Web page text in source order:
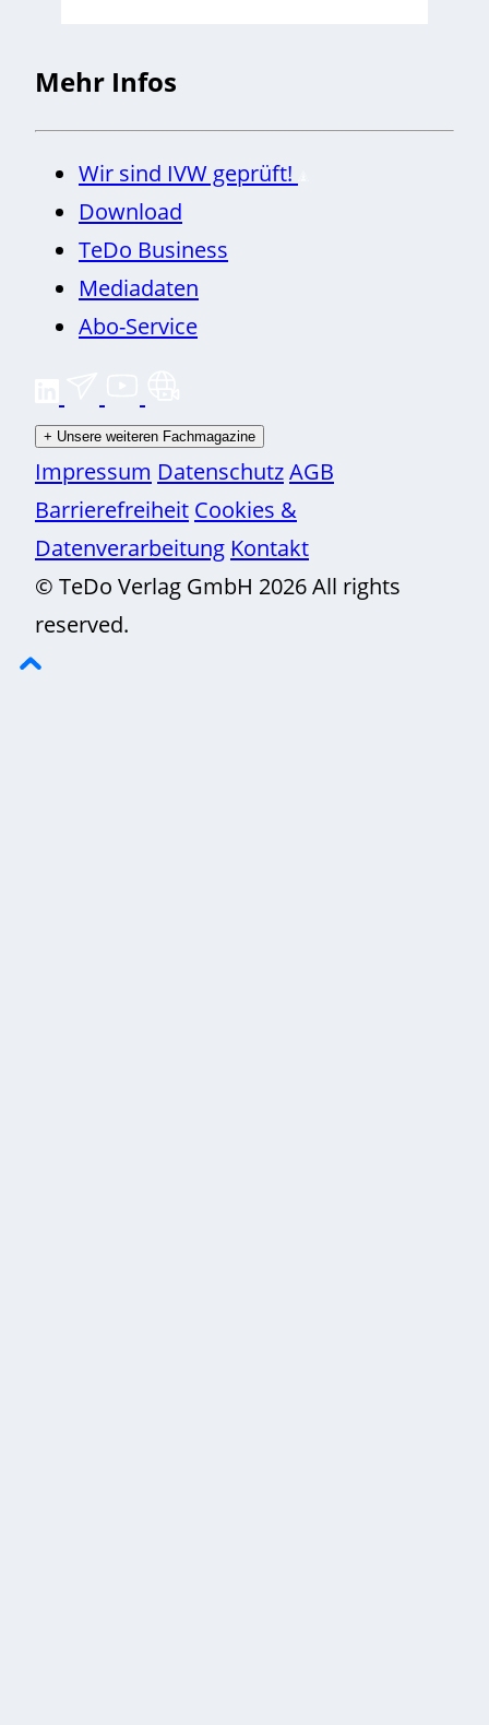
Mehr Infos
Wir sind IVW geprüft!
Download
TeDo Business
Mediadaten
Abo-Service
+ Unsere weiteren Fachmagazine
Impressum DatenschutzAGB
Barrierefreiheit Cookies &
Datenverarbeitung Kontakt
© TeDo Verlag GmbH 2026 All rights
reserved.